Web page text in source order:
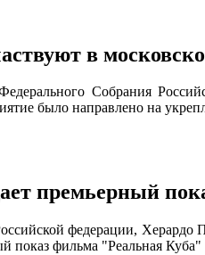
в
Собрания
было направлено на
премьерный
федерации,
показ фильма "Реальная Куба"